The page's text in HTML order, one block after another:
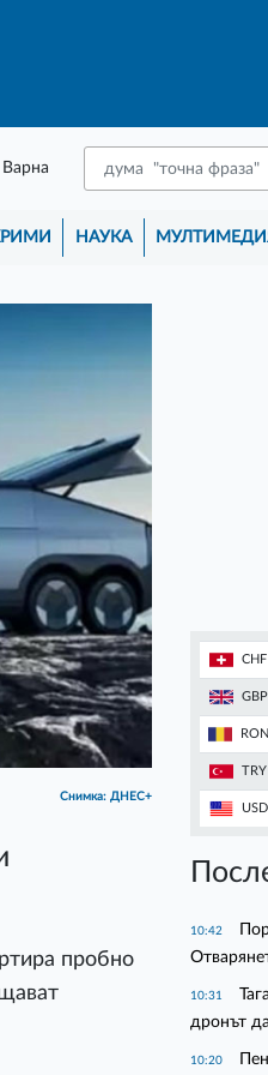
НАУКА
Снимка: ДНЕС+
пробно
CHF
GBP
RON
TRY
USD
10:42
10:31
дронът
10:20